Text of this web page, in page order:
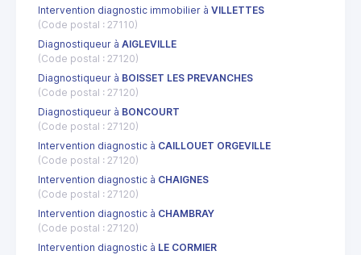
Intervention diagnostic immobilier à VILLETTES
(Code postal : 27110)
Diagnostiqueur à AIGLEVILLE
(Code postal : 27120)
Diagnostiqueur à BOISSET LES PREVANCHES
(Code postal : 27120)
Diagnostiqueur à BONCOURT
(Code postal : 27120)
Intervention diagnostic à CAILLOUET ORGEVILLE
(Code postal : 27120)
Intervention diagnostic à CHAIGNES
(Code postal : 27120)
Intervention diagnostic à CHAMBRAY
(Code postal : 27120)
Intervention diagnostic à LE CORMIER